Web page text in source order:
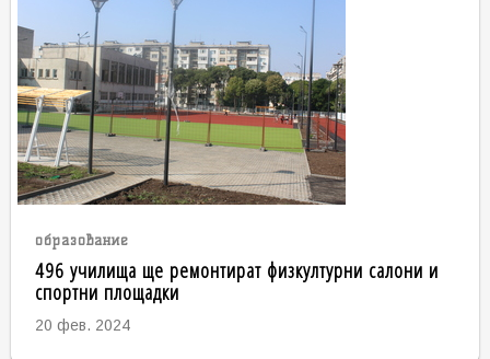
образование
496 училища ще ремонтират физкултурни салони и
спортни площадки
20 фев. 2024